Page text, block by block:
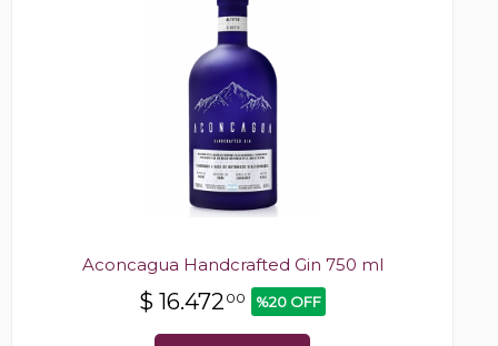
Aconcagua Handcrafted Gin 750 ml
$ 16.472 00 %20 OFF